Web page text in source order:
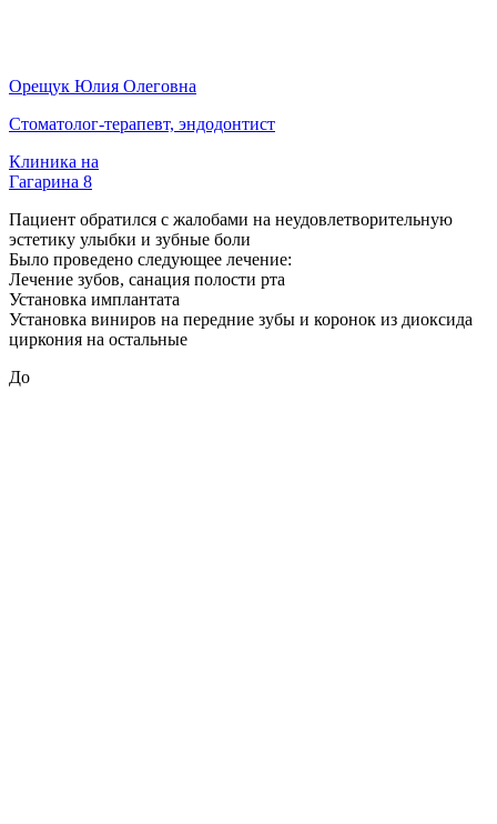
Орещук Юлия Олеговна
Стоматолог-терапевт, эндодонтист
Клиника на
Гагарина 8
Пациент обратился с жалобами на неудовлетворительную
эстетику улыбки и зубные боли
Было проведено следующее лечение:
Лечение зубов, санация полости рта
Установка имплантата
Установка виниров на передние зубы и коронок из диоксида
циркония на остальные
До